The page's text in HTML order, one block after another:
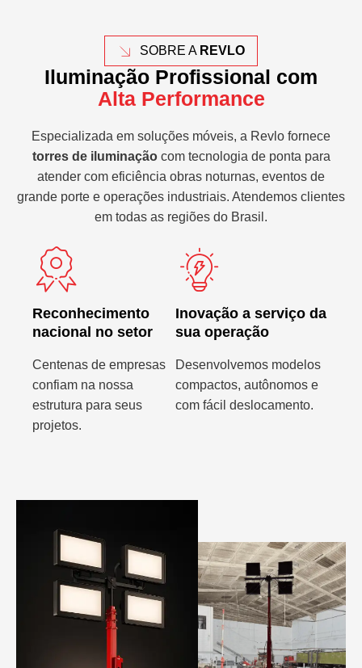
SOBRE A REVLO
Iluminação Profissional com
Alta Performance
Especializada em soluções móveis, a Revlo fornece
torres de iluminaçãocom tecnologia de ponta para
atender com eficiência obras noturnas, eventos de
grande porte e operações industriais. Atendemos clientes
em todas as regiões do Brasil.
Reconhecimento
nacional no setor
Centenas de empresas
confiam na nossa
estrutura para seus
projetos.
Inovação a serviço da
sua operação
Desenvolvemos modelos
compactos, autônomos e
com fácil deslocamento.